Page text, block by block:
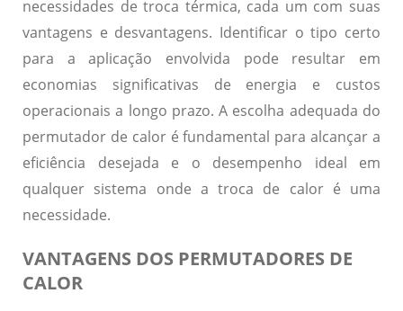
necessidades de troca térmica, cada um com suas
vantagens e desvantagens. Identificar o tipo certo
para a aplicação envolvida pode resultar em
economias significativas de energia e custos
operacionais a longo prazo. A escolha adequada do
permutador de calor é fundamental para alcançar a
eficiência desejada e o desempenho ideal em
qualquer sistema onde a troca de calor é uma
necessidade.
VANTAGENS DOS PERMUTADORES DE
CALOR